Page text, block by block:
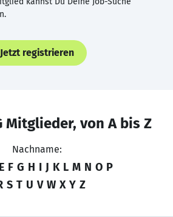
Jetzt registrieren
Mitglieder, von A bis Z
Nachname:
E F G H I J K L M N O P
S T U V W X Y Z